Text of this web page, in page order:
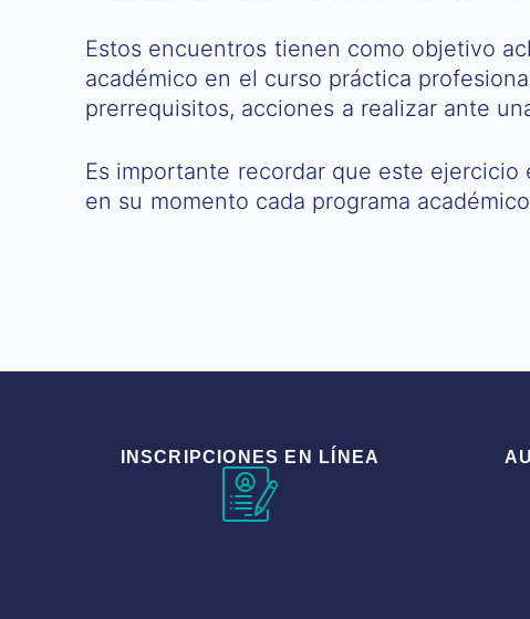
Estos encuentros tienen como objetivo
académico en el curso práctica
prerrequisitos, acciones a realizar ante
Es importante recordar que este
en su momento cada programa
INSCRIPCIONES EN LÍNEA